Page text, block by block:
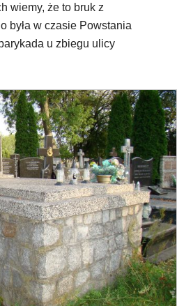
wiemy, że to bruk z
była w czasie Powstania
u zbiegu ulicy